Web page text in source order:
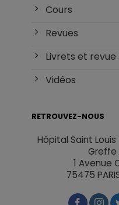
Cours
Revues
Livrets et revue
Vidéos
RETROUVEZ-NOUS
Hôpital Saint
Greffe
1 Avenue
75475